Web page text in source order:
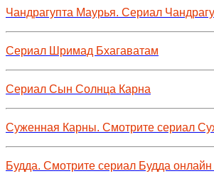
Чандрагупта Маурья. Сериал
Сериал Шримад Бхагаватам
Сериал Сын Солнца Карна
Суженная Карны. Смотрите сериал
Будда. Смотрите сериал Будда